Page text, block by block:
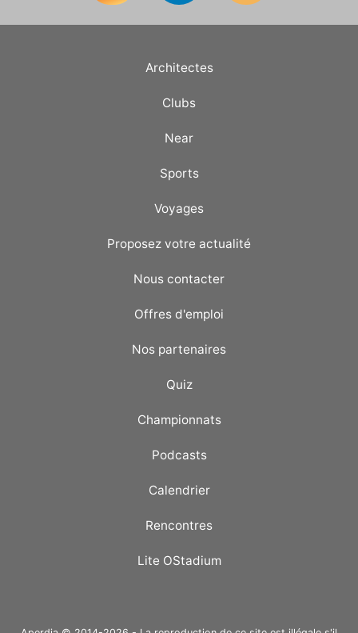
Architectes
Clubs
Near
Sports
Voyages
Proposez votre actualité
Nous contacter
Offres d'emploi
Nos partenaires
Quiz
Championnats
Podcasts
Calendrier
Rencontres
Lite OStadium